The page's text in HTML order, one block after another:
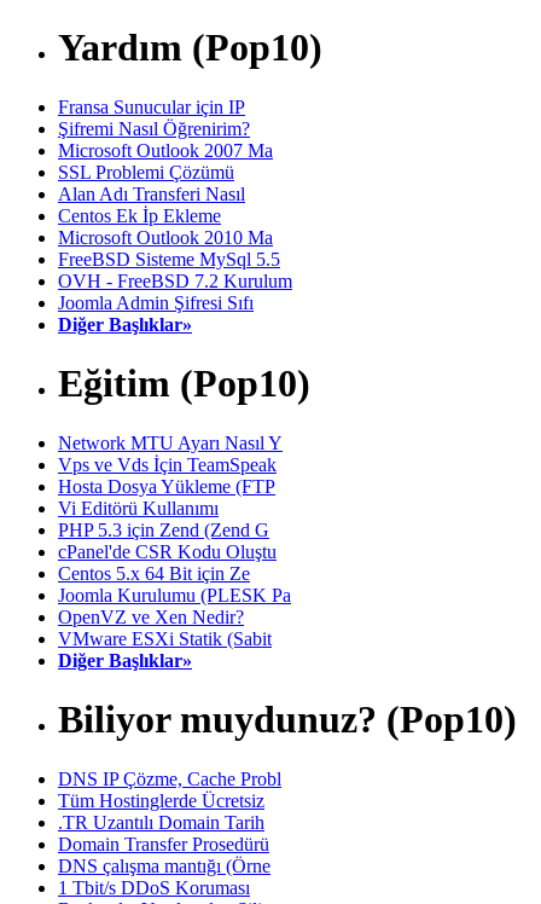
Yardım (Pop10)
Fransa Sunucular için IP
Şifremi Nasıl Öğrenirim?
Microsoft Outlook 2007 Ma
SSL Problemi Çözümü
Alan Adı Transferi Nasıl
Centos Ek İp Ekleme
Microsoft Outlook 2010 Ma
FreeBSD Sisteme MySql 5.5
OVH - FreeBSD 7.2 Kurulum
Joomla Admin Şifresi Sıfı
Diğer Başlıklar»
Eğitim (Pop10)
Network MTU Ayarı Nasıl Y
Vps ve Vds İçin TeamSpeak
Hosta Dosya Yükleme (FTP
Vi Editörü Kullanımı
PHP 5.3 için Zend (Zend G
cPanel'de CSR Kodu Oluştu
Centos 5.x 64 Bit için Ze
Joomla Kurulumu (PLESK Pa
OpenVZ ve Xen Nedir?
VMware ESXi Statik (Sabit
Diğer Başlıklar»
Biliyor muydunuz? (Pop10)
DNS IP Çözme, Cache Probl
Tüm Hostinglerde Ücretsiz
.TR Uzantılı Domain Tarih
Domain Transfer Prosedürü
DNS çalışma mantığı (Örne
1 Tbit/s DDoS Koruması